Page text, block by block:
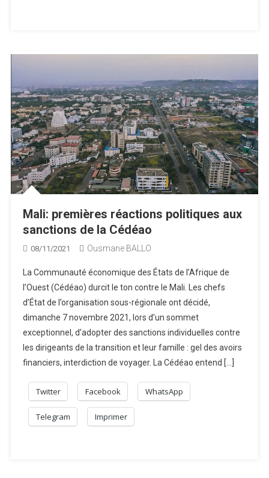
Mali: premières réactions politiques aux
sanctions de la Cédéao
08/11/2021 Ousmane BALLO
La Communauté économique des États de l’Afrique de
l’Ouest (Cédéao) durcit le ton contre le Mali. Les chefs
d’État de l’organisation sous-régionale ont décidé,
dimanche 7 novembre 2021, lors d’un sommet
exceptionnel, d’adopter des sanctions individuelles contre
les dirigeants de la transition et leur famille : gel des avoirs
financiers, interdiction de voyager. La Cédéao entend […]
Twitter Facebook WhatsApp
Telegram Imprimer